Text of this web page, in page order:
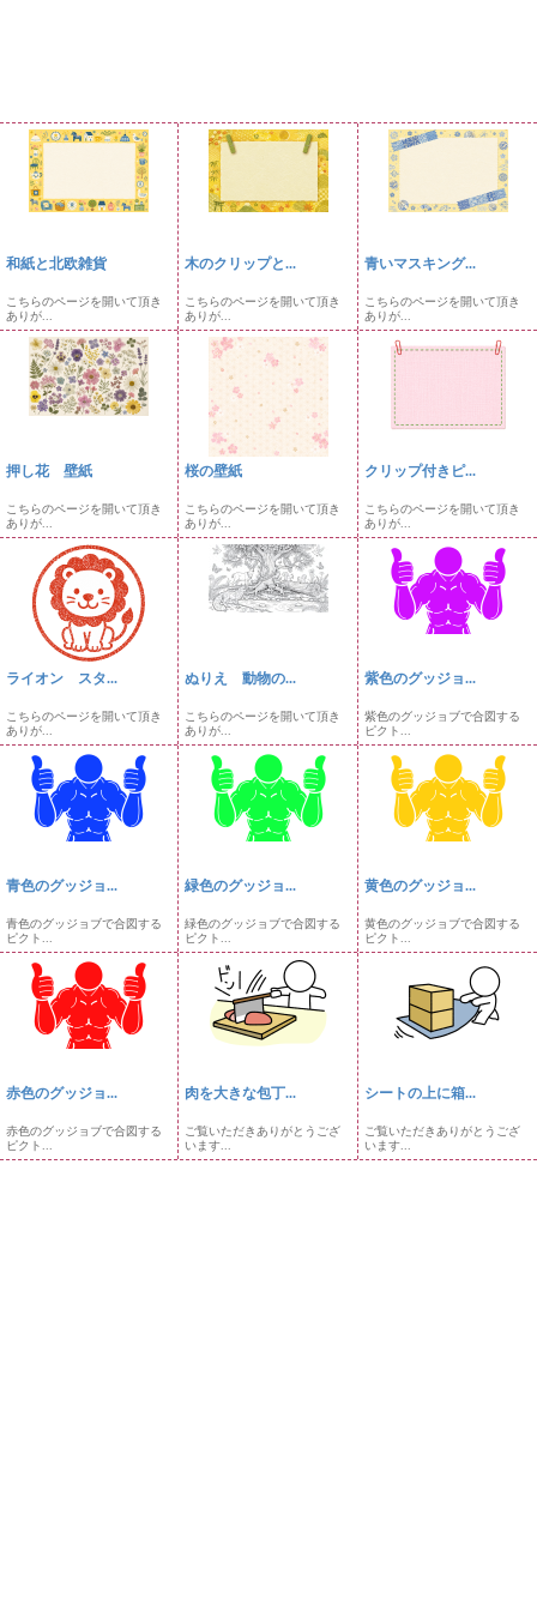
和紙と北欧雑貨
こちらのページを開いて頂き
ありが...
木のクリップと...
こちらのページを開いて頂き
ありが...
青いマスキング...
こちらのページを開いて頂き
ありが...
押し花 壁紙
こちらのページを開いて頂き
ありが...
桜の壁紙
こちらのページを開いて頂き
ありが...
クリップ付きピ...
こちらのページを開いて頂き
ありが...
ライオン スタ...
こちらのページを開いて頂き
ありが...
ぬりえ 動物の...
こちらのページを開いて頂き
ありが...
紫色のグッジョ...
紫色のグッジョブで合図する
ピクト...
青色のグッジョ...
青色のグッジョブで合図する
ピクト...
緑色のグッジョ...
緑色のグッジョブで合図する
ピクト...
黄色のグッジョ...
黄色のグッジョブで合図する
ピクト...
赤色のグッジョ...
赤色のグッジョブで合図する
ピクト...
肉を大きな包丁...
ご覧いただきありがとうござ
います...
シートの上に箱...
ご覧いただきありがとうござ
います...